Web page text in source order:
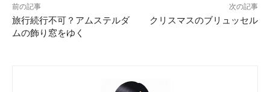
前の記事
旅行続行不可？アムステルダ
ムの飾り窓をゆく
次の記事
クリスマスのブリュッセル